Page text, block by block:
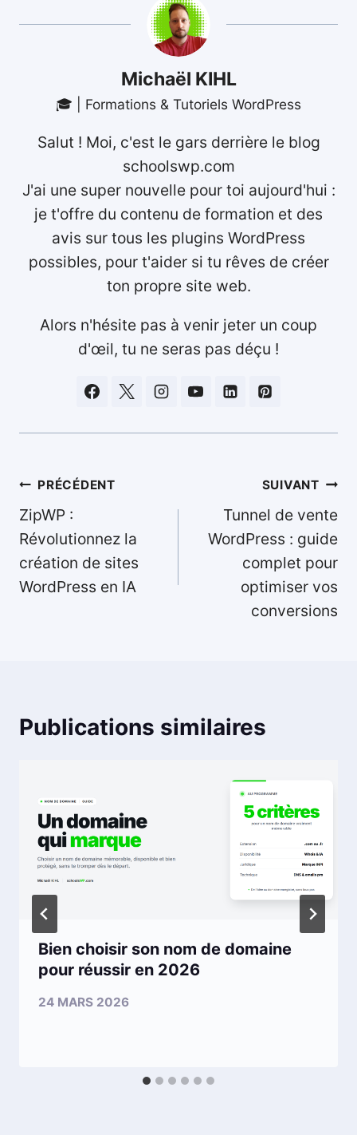
Michaël KIHL
🎓 | Formations & Tutoriels WordPress
Salut ! Moi, c'est le gars derrière le blog
schoolswp.com
J'ai une super nouvelle pour toi aujourd'hui :
je t'offre du contenu de formation et des
avis sur tous les plugins WordPress
possibles, pour t'aider si tu rêves de créer
ton propre site web.
Alors n'hésite pas à venir jeter un coup
d'œil, tu ne seras pas déçu !
Navigation
de
l’article
PRÉCÉDENT
ZipWP :
Révolutionnez la
création de sites
WordPress en IA
SUIVANT
Tunnel de vente
WordPress : guide
complet pour
optimiser vos
conversions
Publications similaires
Bien choisir son nom de domaine
pour réussir en 2026
24 MARS 2026